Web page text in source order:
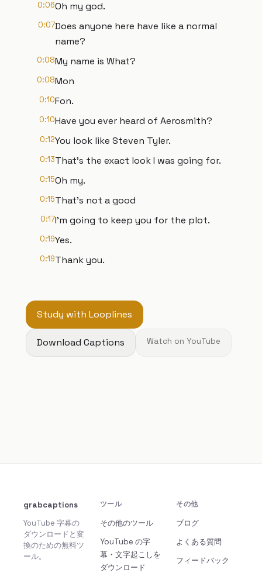
0:06Oh my god.
0:07Does anyone here have like a normal
name?
0:08My name is What?
0:08Mon
0:10Fon.
0:10Have you ever heard of Aerosmith?
0:12You look like Steven Tyler.
0:13That's the exact look I was going for.
0:15Oh my.
0:15That's not a good
0:17I'm going to keep you for the plot.
0:19Yes.
0:19Thank you.
Study with Looplines
Download Captions Watch on YouTube
grabcaptions
YouTube 字幕の
ダウンロードと変
換のための無料ツ
ール。
ツール
その他のツール
YouTube の字
幕・文字起こしを
ダウンロード
その他
ブログ
よくある質問
フィードバック